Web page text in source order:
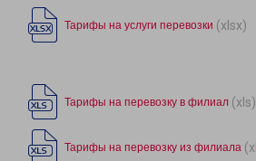
Тарифы на услуги перевозки (xlsx)
Тарифы на перевозку в филиал (xls)
Тарифы на перевозку из филиала